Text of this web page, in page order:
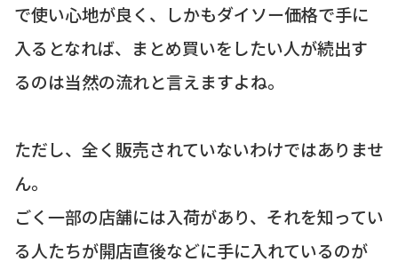
で使い心地が良く、しかもダイソー価格で手に
入るとなれば、まとめ買いをしたい人が続出す
るのは当然の流れと言えますよね。
ただし、全く販売されていないわけではありませ
ん。
ごく一部の店舗には入荷があり、それを知ってい
る人たちが開店直後などに手に入れているのが